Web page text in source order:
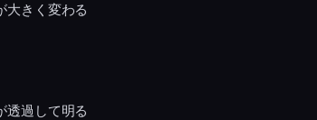
大きく変わる
透過して明る